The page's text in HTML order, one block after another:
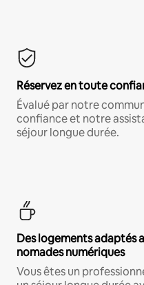
Réservez en toute
Évalué par notre
confiance et notre
séjour longue durée.
Des logements adaptés
nomades numériques
Vous êtes un